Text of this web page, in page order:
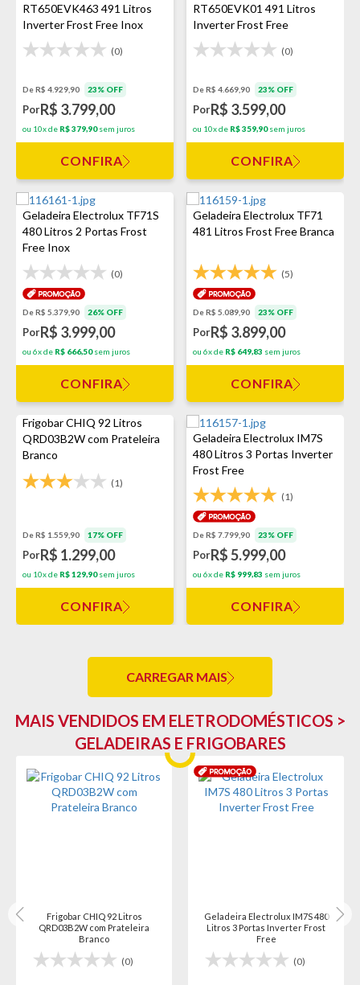
RT650EVK463 491 Litros
Inverter Frost Free Inox
(0)
De R$ 4.929,90 23% OFF
PorR$ 3.799,00
ou 10x de R$ 379,90sem juros
CONFIRA
RT650EVK01 491 Litros
Inverter Frost Free
(0)
De R$ 4.669,90 23% OFF
PorR$ 3.599,00
ou 10x de R$ 359,90sem juros
CONFIRA
Geladeira Electrolux TF71S
480 Litros 2 Portas Frost
Free Inox
(0)
De R$ 5.379,90 26% OFF
PorR$ 3.999,00
ou 6x de R$ 666,50sem juros
CONFIRA
Geladeira Electrolux TF71
481 Litros Frost Free Branca
(5)
De R$ 5.089,90 23% OFF
PorR$ 3.899,00
ou 6x de R$ 649,83 sem juros
CONFIRA
Frigobar CHIQ 92 Litros
QRD03B2W com Prateleira
Branco
(1)
De R$ 1.559,90 17% OFF
PorR$ 1.299,00
ou 10x de R$ 129,90sem juros
CONFIRA
Geladeira Electrolux IM7S
480 Litros 3 Portas Inverter
Frost Free
(1)
De R$ 7.799,90 23% OFF
PorR$ 5.999,00
ou 6x de R$ 999,83 sem juros
CONFIRA
CARREGAR MAIS
MAIS VENDIDOS EM ELETRODOMÉSTICOS >
GELADEIRAS E FRIGOBARES
Frigobar CHIQ 92 Litros
QRD03B2W com Prateleira
Branco
(0)
Geladeira Electrolux IM7S 480
Litros 3 Portas Inverter Frost
Free
(0)